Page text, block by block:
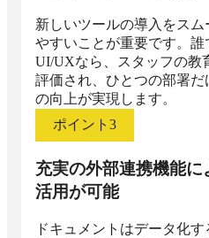
新しいツールの導入をス
やすいことが重要です。誰
UI/UXなら、スタッフの教
評価され、ひとつの部署
の向上が実現します。
ポイント 3
充実の外部連携機能
活用が可能
ドキュメントはデータ化